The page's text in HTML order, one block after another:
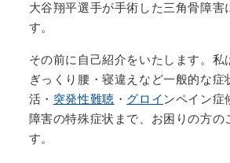
大谷翔平選手が手術した三角骨障害
す。
その前に自己紹介をいたします。私
ぎっくり腰・寝違えなど一般的な症
活・ 突発性難聴 ・ グロイ ンペイン症
障害の特殊症状まで、お困りの方の
す。